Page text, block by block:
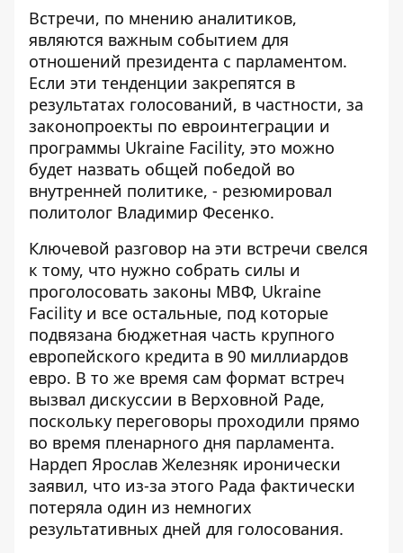
Встречи, по мнению аналитиков,
являются важным событием для
отношений президента с парламентом.
Если эти тенденции закрепятся в
результатах голосований, в частности, за
законопроекты по евроинтеграции и
программы Ukraine Facility, это можно
будет назвать общей победой во
внутренней политике, - резюмировал
политолог Владимир Фесенко.
Ключевой разговор на эти встречи свелся
к тому, что нужно собрать силы и
проголосовать законы МВФ, Ukraine
Facility и все остальные, под которые
подвязана бюджетная часть крупного
европейского кредита в 90 миллиардов
евро. В то же время сам формат встреч
вызвал дискуссии в Верховной Раде,
поскольку переговоры проходили прямо
во время пленарного дня парламента.
Нардеп Ярослав Железняк иронически
заявил, что из-за этого Рада фактически
потеряла один из немногих
результативных дней для голосования.